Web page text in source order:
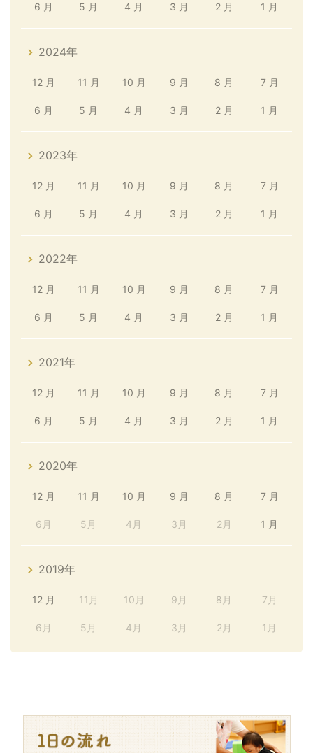
6 月 5 月 4 月 3 月 2 月 1 月
2024年
12 月 11 月 10 月 9 月 8 月 7 月
6 月 5 月 4 月 3 月 2 月 1 月
2023年
12 月 11 月 10 月 9 月 8 月 7 月
6 月 5 月 4 月 3 月 2 月 1 月
2022年
12 月 11 月 10 月 9 月 8 月 7 月
6 月 5 月 4 月 3 月 2 月 1 月
2021年
12 月 11 月 10 月 9 月 8 月 7 月
6 月 5 月 4 月 3 月 2 月 1 月
2020年
12 月 11 月 10 月 9 月 8 月 7 月
6月 5月 4月 3月 2月 1 月
2019年
12 月 11月 10月 9月 8月 7月
6月 5月 4月 3月 2月 1月